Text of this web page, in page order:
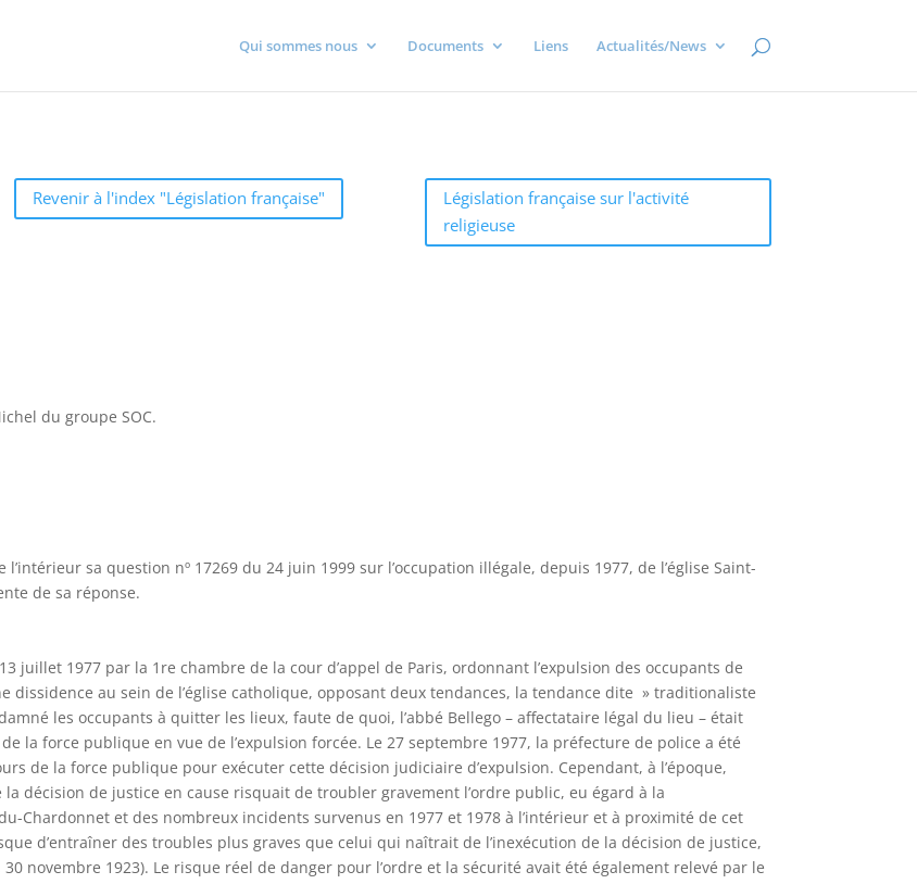
Qui sommes nous Documents Liens Actualités/News
Revenir à l'index "Législation française"
Législation française sur l'activité
religieuse
du groupe SOC.
sa question nº 17269 du 24 juin 1999 sur l’occupation illégale, depuis 1977, de l’église Saint-
de sa réponse.
juillet 1977 par la 1re chambre de la cour d’appel de Paris, ordonnant l’expulsion des occupants de
dissidence au sein de l’église catholique, opposant deux tendances, la tendance dite » traditionaliste
les occupants à quitter les lieux, faute de quoi, l’abbé Bellego – affectataire légal du lieu – était
la force publique en vue de l’expulsion forcée. Le 27 septembre 1977, la préfecture de police a été
de la force publique pour exécuter cette décision judiciaire d’expulsion. Cependant, à l’époque,
décision de justice en cause risquait de troubler gravement l’ordre public, eu égard à la
Chardonnet et des nombreux incidents survenus en 1977 et 1978 à l’intérieur et à proximité de cet
d’entraîner des troubles plus graves que celui qui naîtrait de l’inexécution de la décision de justice,
novembre 1923). Le risque réel de danger pour l’ordre et la sécurité avait été également relevé par le